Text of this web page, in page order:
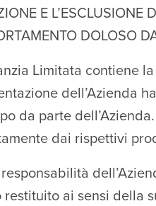
E
DOLOSO
Limitata contiene
dell’Azienda
da parte
dai rispettivi
responsabilità
restituito ai sensi della